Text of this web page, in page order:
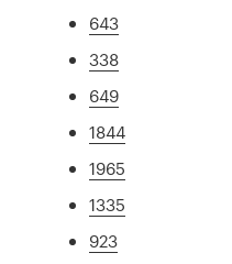
643
338
649
1844
1965
1335
923